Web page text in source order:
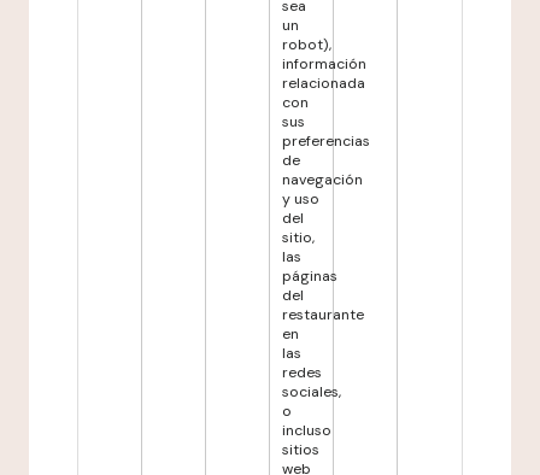
sea
un
robot),
información
relacionada
con
sus
preferencias
de
navegación
y uso
del
sitio,
las
páginas
del
restaurante
en
las
redes
sociales,
o
incluso
sitios
web